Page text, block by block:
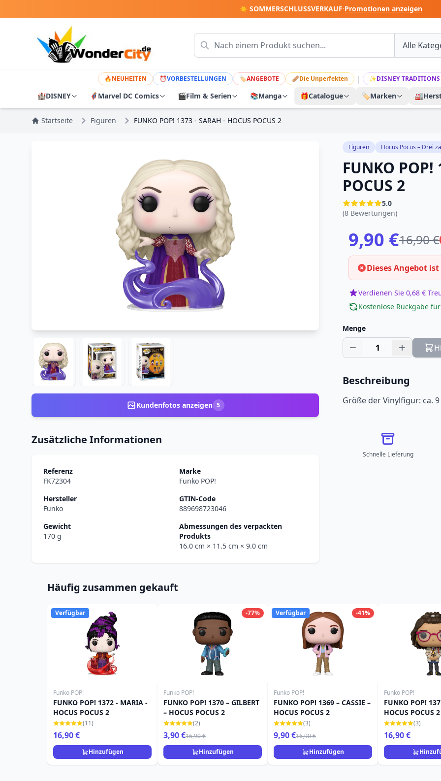
☀️ SOMMERSCHLUSSVERKAUF·Promotionen anzeigen
🔥NEUHEITEN ⏰VORBESTELLUNGEN 🏷ANGEBOTE 🩹Die Unperfekten | ✨DISNEY TRADITIONS
🏰DISNEY 🦸 Marvel DC Comics 🎬Film & Serien 📚Manga 🎁Catalogue 🏷️Marken 🏭
Startseite Figuren FUNKO POP! 1373 - SARAH - HOCUS POCUS 2
Kundenfotos anzeigen 5
Zusätzliche Informationen
Referenz
FK72304
Marke
Funko POP!
Hersteller
Funko
GTIN-Code
889698723046
Gewicht
170 g
Abmessungen des verpackten
Produkts
16.0 cm × 11.5 cm × 9.0 cm
Figuren Hocus Pocus – Drei
FUNKO POP!
POCUS 2
5.0
(8 Bewertungen)
9,90 €16,90 €
Dieses Angebot
Verdienen Sie 0,68 €
Kostenlose Rückgabe
Menge
1
Beschreibung
Größe der Vinylfigur: ca.
Schnelle Lieferung
Häufig zusammen gekauft
Verfügbar
Funko POP!
FUNKO POP! 1372 - MARIA -
HOCUS POCUS 2
(11)
16,90 €
Hinzufügen
-77%
Funko POP!
FUNKO POP! 1370 – GILBERT
– HOCUS POCUS 2
(2)
3,90 €16,90 €
Hinzufügen
-41%
Verfügbar
Funko POP!
FUNKO POP! 1369 – CASSIE –
HOCUS POCUS 2
(3)
9,90 €16,90 €
Hinzufügen
Funko POP!
FUNKO POP!
HOCUS POCUS 2
(3)
16,90 €